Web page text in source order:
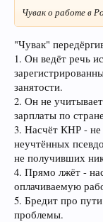
Чувак о работе в
"Чувак"
1. Он ведёт речь
занятости.
2. Он не
зарплаты по
3. Насчёт КНР -
неучтённых
не получивших
4. Прямо лжёт -
оплачиваемую
5. Бредит про
проблемы.